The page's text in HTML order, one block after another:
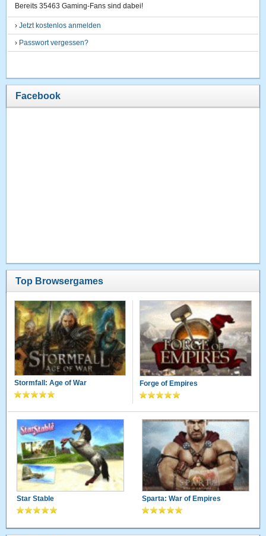
Bereits 35463 Gaming-Fans sind dabei!
›Jetzt kostenlos anmelden
› Passwort vergessen?
Facebook
Top Browsergames
Stormfall: Age of War Forge of Empires
Star Stable Sparta: War of Empires